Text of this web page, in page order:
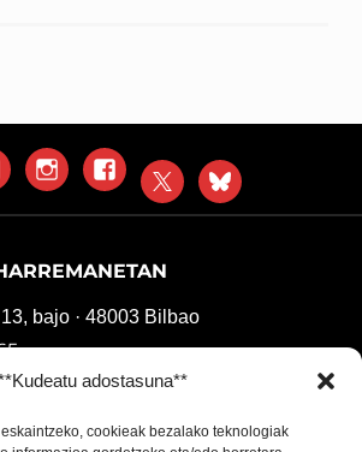
adostasuna**
cookieak bezalako teknologiak
InstagramFacebook
X
Blue
Sky
bajo · 48003 Bilbao